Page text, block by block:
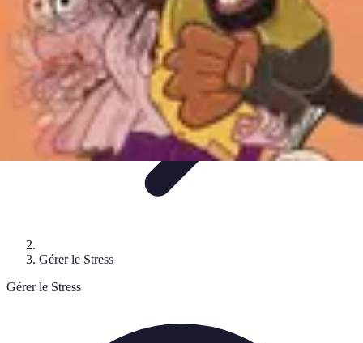
Gérer le Stress
Gérer le Stress